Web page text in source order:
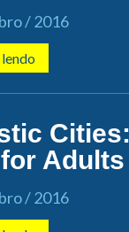
/ 2016
Adults
/ 2016